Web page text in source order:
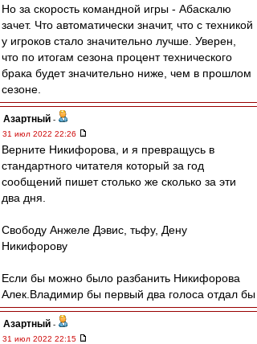
Но за скорость командной игры - Абаскалю
зачет. Что автоматически значит, что с техникой
у игроков стало значительно лучше. Уверен,
что по итогам сезона процент технического
брака будет значительно ниже, чем в прошлом
сезоне.
Азартный -
31 июл 2022 22:26
Верните Никифорова, и я превращусь в
стандартного читателя который за год
сообщений пишет столько же сколько за эти
два дня.
Свободу Анжеле Дэвис, тьфу, Дену
Никифорову
Если бы можно было разбанить Никифорова
Алек.Владимир бы первый два голоса отдал бы
Азартный -
31 июл 2022 22:15